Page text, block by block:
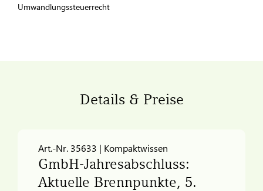
Umwandlungssteuerrecht
Details & Preise
Art.-Nr. 35633 | Kompaktwissen
GmbH-Jahresabschluss:
Aktuelle Brennpunkte, 5.